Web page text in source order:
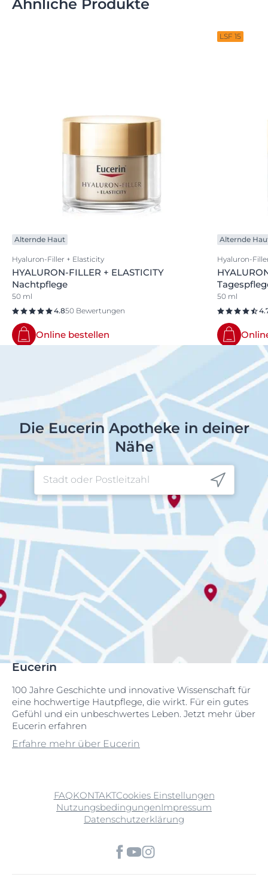
Ähnliche Produkte
Alternde Haut
Hyaluron-Filler + Elasticity
HYALURON-FILLER + ELASTICITY
Nachtpflege
50 ml
4.850 Bewertungen
Online bestellen
LSF 15
Alternde
Hyaluron-
50 ml
Die Eucerin Apotheke in deiner
Nähe
Eucerin
100 Jahre Geschichte und innovative Wissenschaft für
eine hochwertige Hautpflege, die wirkt. Für ein gutes
Gefühl und ein unbeschwertes Leben. Jetzt mehr über
Eucerin erfahren
Erfahre mehr über Eucerin
FAQKONTAKTCookies Einstellungen
NutzungsbedingungenImpressum
Datenschutzerklärung